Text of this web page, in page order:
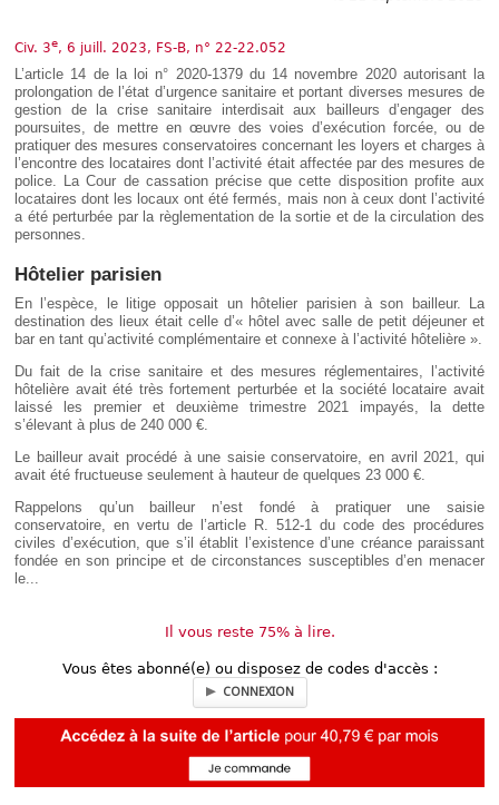
IT
Civ. 3e, 6 juill. 2023, FS-B, n° 22-22.052
L’article 14 de la loi n° 2020-1379 du 14 novembre 2020 autorisant la
prolongation de l’état d’urgence sanitaire et portant diverses mesures de
gestion de la crise sanitaire interdisait aux bailleurs d’engager des
poursuites, de mettre en œuvre des voies d’exécution forcée, ou de
pratiquer des mesures conservatoires concernant les loyers et charges à
l’encontre des locataires dont l’activité était affectée par des mesures de
police. La Cour de cassation précise que cette disposition profite aux
locataires dont les locaux ont été fermés, mais non à ceux dont l’activité
a été perturbée par la règlementation de la sortie et de la circulation des
personnes.
Hôtelier parisien
En l’espèce, le litige opposait un hôtelier parisien à son bailleur. La
destination des lieux était celle d’« hôtel avec salle de petit déjeuner et
bar en tant qu’activité complémentaire et connexe à l’activité hôtelière ».
Du fait de la crise sanitaire et des mesures réglementaires, l’activité
hôtelière avait été très fortement perturbée et la société locataire avait
laissé les premier et deuxième trimestre 2021 impayés, la dette
s’élevant à plus de 240 000 €.
Le bailleur avait procédé à une saisie conservatoire, en avril 2021, qui
avait été fructueuse seulement à hauteur de quelques 23 000 €.
Rappelons qu’un bailleur n’est fondé à pratiquer une saisie
conservatoire, en vertu de l’article R. 512-1 du code des procédures
civiles d’exécution, que s’il établit l’existence d’une créance paraissant
fondée en son principe et de circonstances susceptibles d’en menacer
le...
Il vous reste 75% à lire.
Vous êtes abonné(e) ou disposez de codes d'accès :
CONNEXION